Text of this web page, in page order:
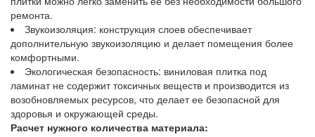
ремонта.
Звукоизоляция: конструкция слоев обеспечивает
дополнительную звукоизоляцию и делает помещения более
комфортными.
Экологическая безопасность: виниловая плитка под
ламинат не содержит токсичных веществ и производится из
возобновляемых ресурсов, что делает ее безопасной для
здоровья и окружающей среды.
Расчет нужного количества материала: